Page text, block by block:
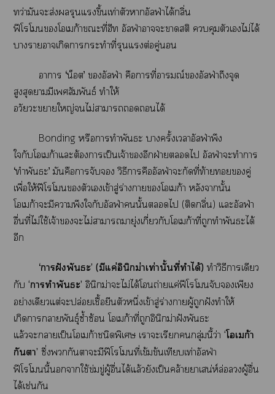
ทว่ามันะส่งรุนแรงขึ้นเท่าตัวาอัลฟ่าได้กลิ่น
ฟีโโโเก้าะที่ฮีท อัลฟ่าาะาสติ คุมตัวเไม่ได้
าาาเกิดาะทำที่รุนแรงต่อคู่
าา ‘น็อต’ อัลฟ่า คือาที่อารมณ์อัลฟ่าถึงจุด
สูงสุดามีเสัมพันธ์ ทำให้
อวัยวะาใหญ่ไม่าาได้
Bonding หรือาทำพันธะ าครั้งเาอัลฟ่าพึง
ใกับโเก้าแะต้องาเป็นเจ้าอีกฝ่ายไ อัลฟ่าะทำา
‘ทำพันธะ’ มันคือาจับ วิธีาคืออัลฟ่าะกัดที่ท้ายทอยคู่
เพื่อให้ฟีโโตัวเเข้าสู่ร่างาโเก้า หลังานั้น
โเก้าะมีาพึงใกับอัลฟ่านั้นไ (ติดกลิ่น) แะอัลฟ่า
อื่นที่ไม่ใช้เจ้าะไม่าามายุ่งเกี่ยวกับโเก้าที่ถูกทำพันธะได้
อีก
‘าฝังพันธะ’ (มีแค่อินิกม่าเท่านั้นที่ทำได้) ทำวิธีาเดียว
กับ ‘าทำพันธะ’อินิกม่าะไม่ได้โถ่ายแค่ฟีโโจับเพียง
อย่างเดียวแต่ะปล่อยเชื้อยีนตัวหนึ่งเข้าสู่ร่างาผู้ถูกฝังทำให้
เกิดาาพันธุ์ซ้ำซ้อน โเก้าที่ถูกอินิกม่าฝังพันธะ
แล้วะาเป็นโเก้าชนิดพิเศษ เาะเรียกกลุ่มนี้ว่า‘โเก้า
กันา’ ซึ่งกันาะมีฟีโโที่เข้มข้นเทียบเท่าอัลฟ่า
ฟีโโนี้าใช้ข่มขู่ผู้อื่นได้แล้วยังเป็นคล้ายาเสน่ห์ล่อผู้อื่น
ได้เช่นกัน